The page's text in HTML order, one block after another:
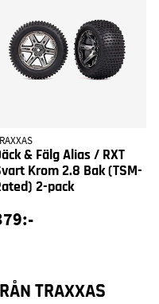
& Fälg Alias / RXT
Krom 2.8 Bak (TSM-
2-pack
TRAXXAS